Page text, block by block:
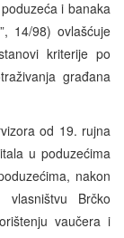
i banaka
14/98) ovlašćuje
kriterije po
građana
od 19. rujna
u poduzećima
nakon
Brčko
vaučera i